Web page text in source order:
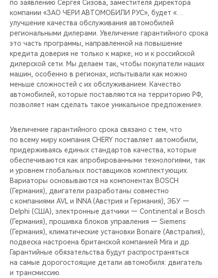
ВИДЕООБЗОРЫ
CHERY ДЛЯ ДЕТЕЙ
по заявлению Сергея Сизова, заместителя директора
компании «ЗАО ЧЕРИ АВТОМОБИЛИ РУС», будет «…
улучшение качества обслуживания автомобилей
региональными дилерами. Увеличение гарантийного срока
это часть программы, направленной на повышение
кредита доверия не только к марке, но и к российской
дилерской сети. Мы делаем так, чтобы покупатели наших
машин, особенно в регионах, испытывали как можно
меньше сложностей с их обслуживанием. Качество
автомобилей, которые поставляются на территорию РФ,
позволяет нам сделать такое уникальное предложение».
Увеличение гарантийного срока связано с тем, что
по всему миру компания CHERY поставляет автомобили,
придерживаясь единых стандартов качества, которые
обеспечиваются как апробированными технологиями, так
и уровнем глобальных поставщиков комплектующих.
Вариаторы основываются на компонентах BOSCH
(Германия), двигатели разработаны совместно
с компаниями AVL и INNA (Австрия и Германия), ЭБУ —
Delphi (США), электронные датчики — Continental и Bosch
(Германия), прошивка блоков управления — Siemens
(Германия), климатические установки Bonaire (Австралия),
подвеска настроена британской компанией Mira и др.
Гарантийные обязательства будут распространяться
на самые дорогостоящие детали автомобиля: двигатель
и трансмиссию.